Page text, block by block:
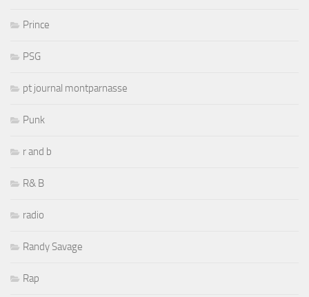
Prince
PSG
pt journal montparnasse
Punk
r and b
R& B
radio
Randy Savage
Rap